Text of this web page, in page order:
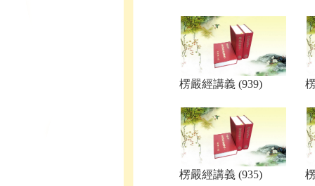
楞嚴經講義 (939)
楞嚴經講義 (935)